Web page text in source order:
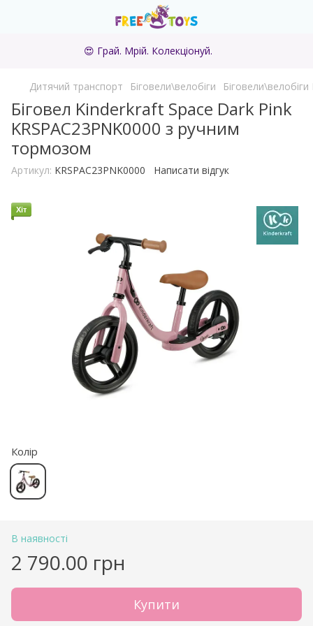
😍 Грай. Мрій. Колекціонуй.
Дитячий транспорт Біговели\велобіги
Біговел Kinderkraft Space Dark Pink
KRSPAC23PNK0000 з ручним
тормозом
Артикул: KRSPAC23PNK0000 Написати відгук
Хіт
Колір
В наявності
2 790.00 грн
Купити